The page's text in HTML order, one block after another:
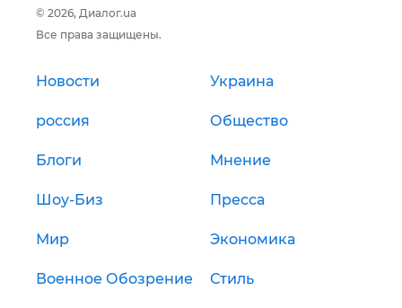
© 2026, Диалог.ua
Все права защищены.
Новости Украина
россия Общество
Блоги Мнение
Шоу-Биз Пресса
Мир Экономика
Военное Обозрение Стиль